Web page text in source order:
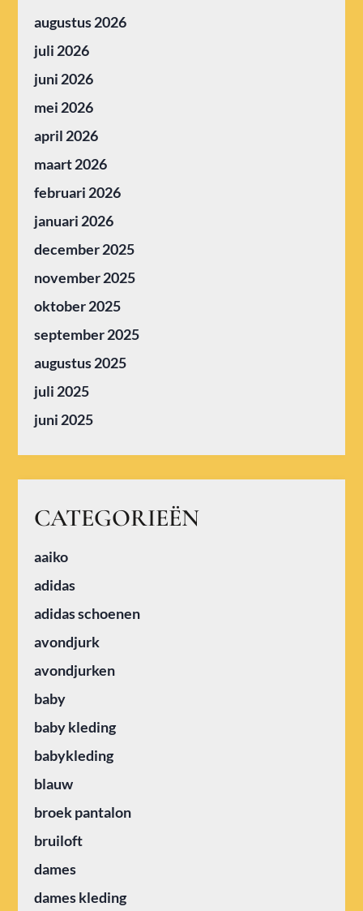
augustus 2026
juli 2026
juni 2026
mei 2026
april 2026
maart 2026
februari 2026
januari 2026
december 2025
november 2025
oktober 2025
september 2025
augustus 2025
juli 2025
juni 2025
CATEGORIEËN
aaiko
adidas
adidas schoenen
avondjurk
avondjurken
baby
baby kleding
babykleding
blauw
broek pantalon
bruiloft
dames
dames kleding